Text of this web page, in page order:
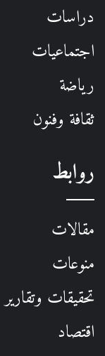
دراسات
اجتماعيات
رياضة
ثقافة وفنون
روابط
مقالات
منوعات
تحقيقات وتقارير
اقتصاد